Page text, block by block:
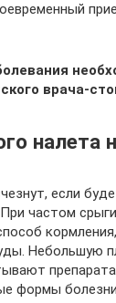
врача-
налета
если
частом
Небольшую
формы